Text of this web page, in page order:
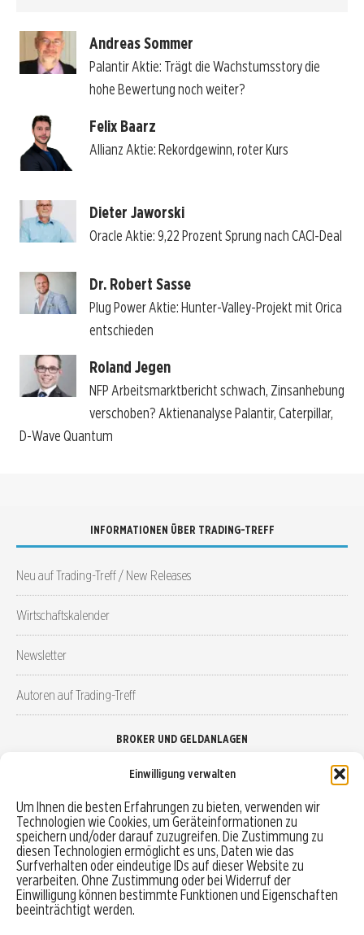
Einwilligung verwalten
Um Ihnen die besten Erfahrungen zu bieten, verwenden wir
Technologien wie Cookies, um Geräteinformationen zu
speichern und/oder darauf zuzugreifen. Die Zustimmung zu
diesen Technologien ermöglicht es uns, Daten wie das
Surfverhalten oder eindeutige IDs auf dieser Website zu
verarbeiten. Ohne Zustimmung oder bei Widerruf der
Einwilligung können bestimmte Funktionen und Eigenschaften
beeinträchtigt werden.
Andreas Sommer
Palantir Aktie: Trägt die Wachstumsstory die
hohe Bewertung noch weiter?
Felix Baarz
Allianz Aktie: Rekordgewinn, roter Kurs
Dieter Jaworski
Oracle Aktie: 9,22 Prozent Sprung nach CACI-Deal
Dr. Robert Sasse
Plug Power Aktie: Hunter-Valley-Projekt mit Orica
entschieden
Roland Jegen
NFP Arbeitsmarktbericht schwach, Zinsanhebung
verschoben? Aktienanalyse Palantir, Caterpillar,
D-Wave Quantum
INFORMATIONEN ÜBER TRADING-TREFF
Neu auf Trading-Treff / New Releases
Wirtschaftskalender
Newsletter
Autoren auf Trading-Treff
BROKER UND GELDANLAGEN
Robo-Advisor vergleichen
Depotvergleich
Festgeld vergleichen